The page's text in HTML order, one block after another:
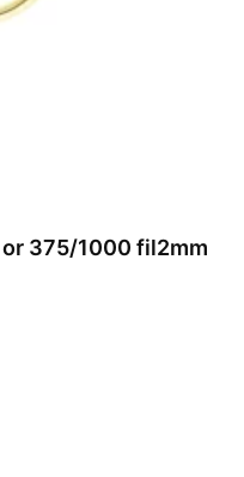
375/1000 fil2mm